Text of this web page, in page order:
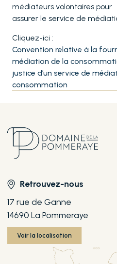
médiateurs volontaires pour
assurer le service de
Cliquez-ici :
Convention relative à la
médiation de la
justice d’un service de
consommation
Retrouvez-nous
17 rue de Ganne
14690 La Pommeraye
Voir la localisation